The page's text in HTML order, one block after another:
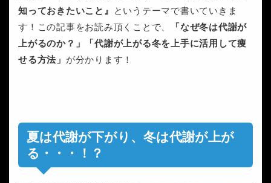
知っておきたいこと』
というテーマで書いていきま
す！この記事をお読み頂くことで、
「なぜ冬は代謝が
上がるのか？」「代謝が上がる冬を上手に活用して痩
せる方法」 が分かります！
夏は代謝が下がり、冬は代謝が上が
る・・・！？